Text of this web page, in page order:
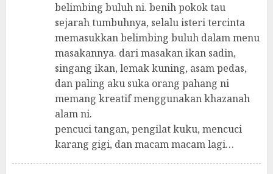
belimbing buluh ni. benih pokok tau
sejarah tumbuhnya, selalu isteri tercinta
memasukkan belimbing buluh dalam menu
masakannya. dari masakan ikan sadin,
singang ikan, lemak kuning, asam pedas,
dan paling aku suka orang pahang ni
memang kreatif menggunakan khazanah
alam ni.
pencuci tangan, pengilat kuku, mencuci
karang gigi, dan macam macam lagi…